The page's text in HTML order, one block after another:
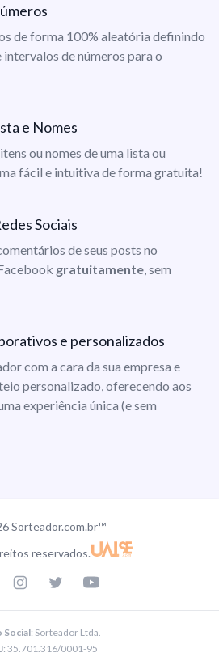
de forma 100% aleatória definindo
intervalos de números para o
e Nomes
ou nomes de uma lista ou
fácil e intuitiva de forma gratuita!
Sociais
de seus posts no
gratuitamente, sem
e personalizados
com a cara da sua empresa e
personalizado, oferecendo aos
experiência única (e sem
Sorteador.com.br™
reservados.
Social: Sorteador Ltda.
: 35.701.316/0001-95